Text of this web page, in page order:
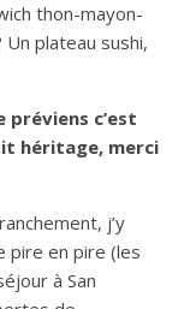
thon-mayon-
plateau sushi,
c’est
héritage, merci
j’y
pire en pire (les
à San